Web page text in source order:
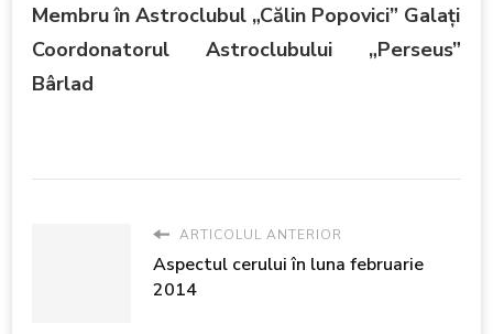
Membru în Astroclubul „Călin Popovici” Galaţi
Coordonatorul Astroclubului „Perseus”
Bârlad
ARTICOLUL ANTERIOR
Aspectul cerului în luna februarie
2014